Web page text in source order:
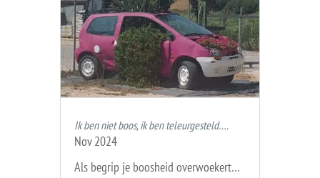
Ik ben niet boos, ik ben teleurgesteld….
Nov 2024
Als begrip je boosheid overwoekert…